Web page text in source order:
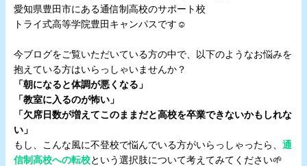
愛知県豊田市にある通信制高校のサポート校
トライ式高等学院豊田キャンパスです☺
今ブログをご覧いただいている方の中で、以下のようなお悩みを
抱えている方はいらっしゃいませんか？
「朝になると体調が悪くなる」
「教室に入るのが怖い」
「欠席日数が増えてこのままだと高校を卒業できないかもしれな
い」
もし、こんな風に不登校で悩んでいる方がいらっしゃったら、 通
信制高校への転校という選択肢について考えてみてください🌱